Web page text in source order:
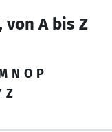
von A bis Z
N O P
Z